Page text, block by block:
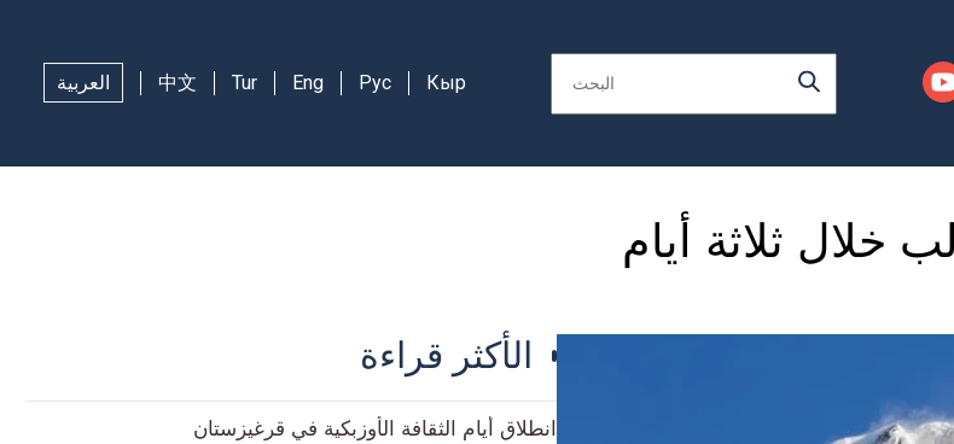
Кыр
Рус
Eng
Tur
中文 العربية
ثلاثة أيام
الأكثر قراءة
انطلاق أيام الثقافة الأوزبكية في قرغيزستان